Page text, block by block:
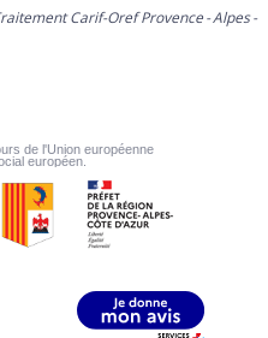
Carif-Oref Provence - Alpes -
de l'Union européenne
européen.